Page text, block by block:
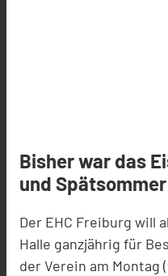
Bisher war das
und
Der EHC Freiburg will
Halle ganzjährig für
der Verein am Montag